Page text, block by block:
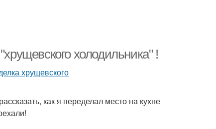
холодильника" !
как я переделал место на кухне